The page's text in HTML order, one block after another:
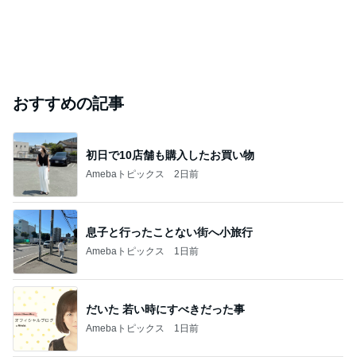
おすすめの記事
初日で10店舗も購入したお買い物
Amebaトピックス 2日前
息子と行ったことない街へ小旅行
Amebaトピックス 1日前
だいた 若い時にすべきだった事
Amebaトピックス 1日前